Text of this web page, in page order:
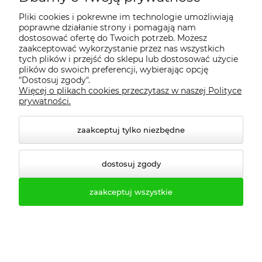
tel. 61-623-22-83
tel. 61-646-50-81
fax. 61-623-24-77
Pliki cookies i pokrewne im technologie umożliwiają
poprawne działanie strony i pomagają nam
dostosować ofertę do Twoich potrzeb. Możesz
zaakceptować wykorzystanie przez nas wszystkich
tych plików i przejść do sklepu lub dostosować użycie
plików do swoich preferencji, wybierając opcję
"Dostosuj zgody".
Więcej o plikach cookies przeczytasz w naszej Polityce
prywatności.
zaakceptuj tylko niezbędne
dostosuj zgody
zaakceptuj wszystkie